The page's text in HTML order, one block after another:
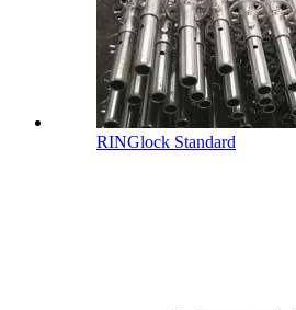
RINGlock Standard